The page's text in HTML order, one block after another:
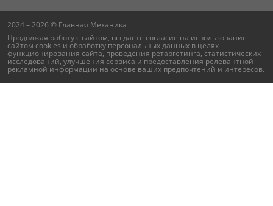
2024 – 2026 © Главная Механика
Продолжая работу с сайтом, вы даете согласие на использование
сайтом cookies и обработку персональных данных в целях
функционирования сайта, проведения ретаргетинга, статистических
исследований, улучшения сервиса и предоставления релевантной
рекламной информации на основе ваших предпочтений и интересов.